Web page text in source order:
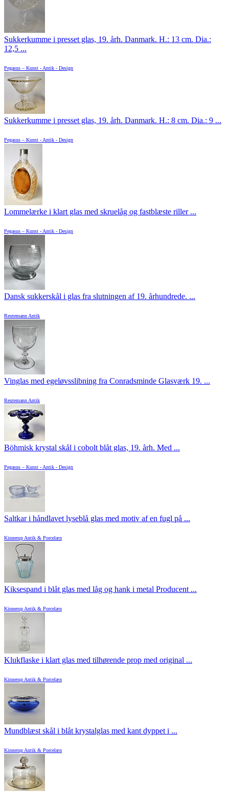
Sukkerkumme i presset glas, 19. årh. Danmark. H.: 13 cm. Dia.:
12,5 ...
Pegasus – Kunst - Antik - Design
Sukkerkumme i presset glas, 19. årh. Danmark. H.: 8 cm. Dia.: 9 ...
Pegasus – Kunst - Antik - Design
Lommelærke i klart glas med skruelåg og fastblæste riller ...
Pegasus – Kunst - Antik - Design
Dansk sukkerskål i glas fra slutningen af 19. århundrede. ...
Reutemann Antik
Vinglas med egeløvsslibning fra Conradsminde Glasværk 19. ...
Reutemann Antik
Böhmisk krystal skål i cobolt blåt glas, 19. årh. Med ...
Pegasus – Kunst - Antik - Design
Saltkar i håndlavet lyseblå glas med motiv af en fugl på ...
Kinnerup Antik & Porcelæn
Kiksespand i blåt glas med låg og hank i metal Producent ...
Kinnerup Antik & Porcelæn
Klukflaske i klart glas med tilhørende prop med original ...
Kinnerup Antik & Porcelæn
Mundblæst skål i blåt krystalglas med kant dyppet i ...
Kinnerup Antik & Porcelæn